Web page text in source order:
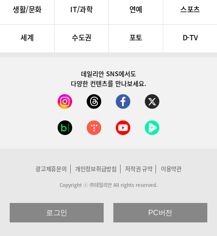
생활/문화 IT/과학 연예 스포츠
세계 수도권 포토 D-TV
데일리안 SNS에서도
다양한 컨텐츠를 만나보세요.
광고제휴문의 개인정보취급방침 저작권 규약 이용약관
Copyright ⓒ ㈜데일리안 All rights reserved.
로그인 PC버전